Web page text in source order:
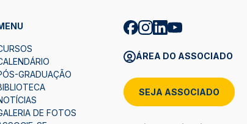
GRADUAÇÃO
DE FOTOS
ÁREA DO ASSOCIADO
SEJA ASSOCIADO